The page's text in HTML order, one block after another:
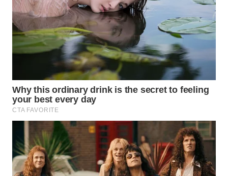
WN
GORONTALO
WN
SULUT
WN
MALUKU
WN
DAIRI